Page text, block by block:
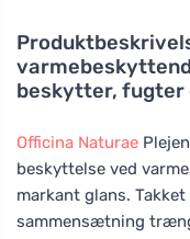
beskytter, fugter
Officina Naturae
beskyttelse ved
markant glans.
sammensætning